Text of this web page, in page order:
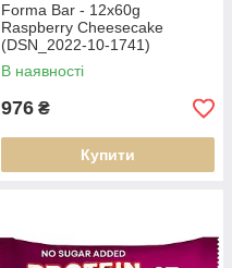
Forma Bar - 12x60g
Raspberry Cheesecake
(DSN_2022-10-1741)
В наявності
976 ₴
Купити